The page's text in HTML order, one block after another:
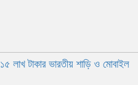
লাখ টাকার ভারতীয় শাড়ি ও মোবাইল